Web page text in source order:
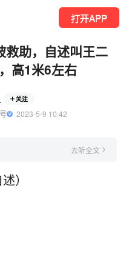
打开APP
救助，自述叫王二
高1米6左右
关注
  2023-5-9 10:42
去听全文
）